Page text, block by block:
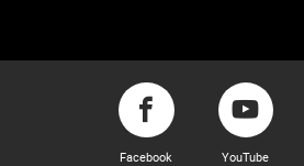
Facebook YouTube